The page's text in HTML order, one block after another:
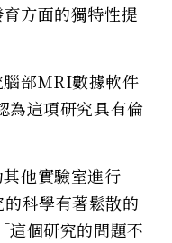
方面的獨特性提
部MRI數據軟件
這項研究具有倫
其他實驗室進行
科學有著鬆散的
個研究的問題不